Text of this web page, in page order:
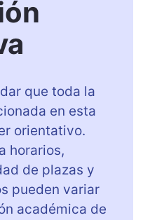
que toda la
en esta
orientativo.
horarios,
de plazas y
pueden variar
académica de